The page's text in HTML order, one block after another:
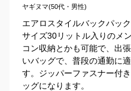
ヤギヌマ(50代・男性)
エアロスタイルバックパッ
サイズ30リットル入りのメ
コン収納とかも可能で、出
いバッグで、普段の通勤に
す。ジッパーファスナー付
ッグになります。